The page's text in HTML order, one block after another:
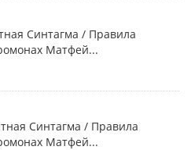
Синтагма / Правила
Матфей...
Синтагма / Правила
Матфей...